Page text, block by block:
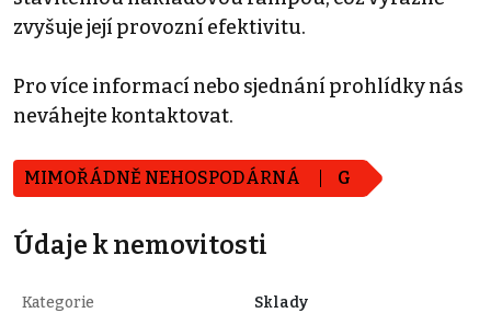
zvyšuje její provozní efektivitu.
Pro více informací nebo sjednání prohlídky nás
neváhejte kontaktovat.
MIMOŘÁDNĚ NEHOSPODÁRNÁ G
Údaje k nemovitosti
Kategorie Sklady